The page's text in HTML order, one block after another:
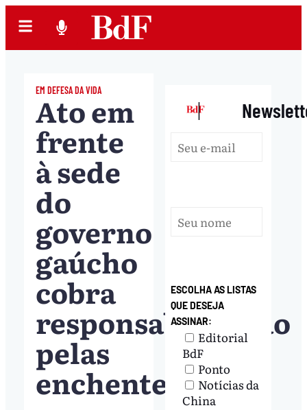
EM DEFESA DA VIDA
Ato em
frente
à sede
do
governo
gaúcho
cobra
responsabilização
pelas
enchentes
|
ESCOLHA AS LISTAS
QUE DESEJA
ASSINAR:
Editorial
BdF
Ponto
Notícias da
China